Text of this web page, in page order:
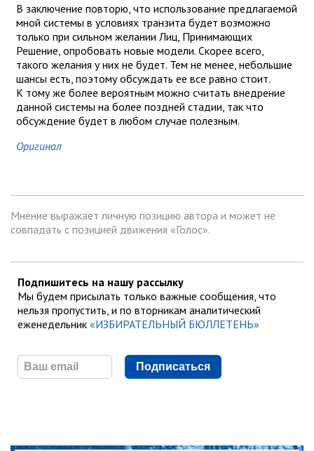
В заключение повторю, что использование предлагаемой
мной системы в условиях транзита будет возможно
только при сильном желании Лиц, Принимающих
Решение, опробовать новые модели. Скорее всего,
такого желания у них не будет. Тем не менее, небольшие
шансы есть, поэтому обсуждать ее все равно стоит.
К тому же более вероятным можно считать внедрение
данной системы на более поздней стадии, так что
обсуждение будет в любом случае полезным.
Оригинал
Мнение выражает личную позицию автора и может не
совпадать с позицией движения «Голос».
Подпишитесь на нашу рассылку
Мы будем присылать только важные сообщения, что
нельзя пропустить, и по вторникам аналитический
еженедельник «ИЗБИРАТЕЛЬНЫЙ БЮЛЛЕТЕНЬ»
Подписаться